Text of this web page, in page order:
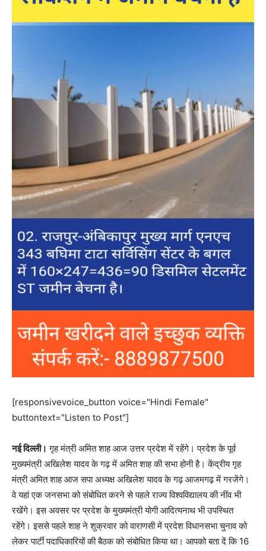
[responsivevoice_button voice="Hindi Female"
buttontext="Listen to Post"]
नई दिल्ली। गृह मंत्री अमित शाह आज उत्तर प्रदेश में रहेंगे। प्रदेश के पूर्व
मुख्यमंत्री अखिलेश यादव के गढ़ में अमित शाह की सभा होनी है। केंद्रीय गृह
मंत्री अमित शाह आज सपा अध्यक्ष अखिलेश यादव के गढ़ आजमगढ़ में गरजेंगे।
वे यहां एक जनसभा को संबोधित करने से पहले राज्य विश्वविद्यालय की नींव भी
रखेंगे। इस अवसर पर प्रदेश के मुख्यमंत्री योगी आदित्यनाथ भी उपस्थित
रहेंगे। इससे पहले शाह ने शुक्रवार को वाराणसी में प्रदेश विधानसभा चुनाव को
लेकर पार्टी पदाधिकारियों की बैठक को संबोधित किया था। आपको बता दें कि 16